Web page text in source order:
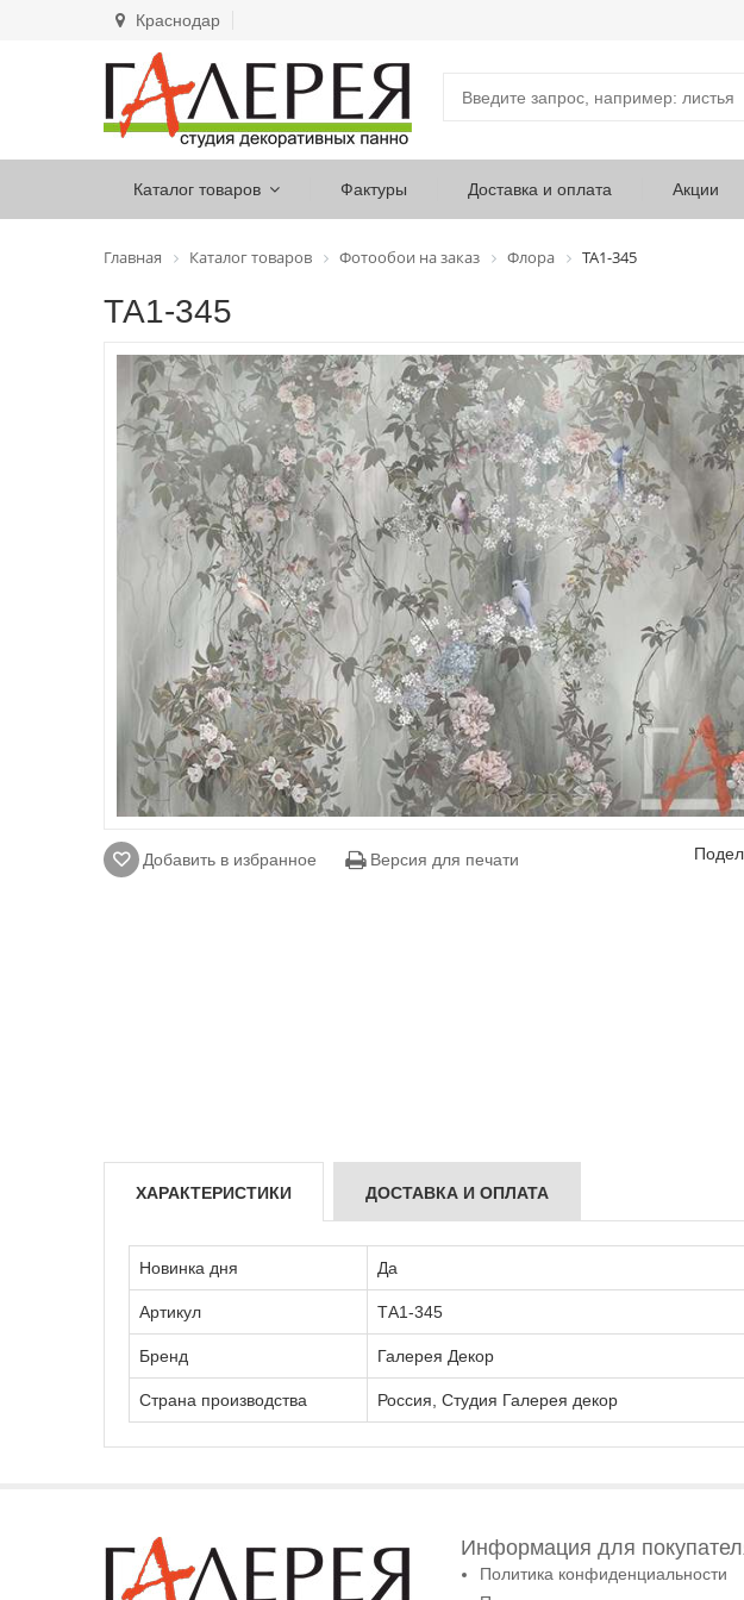
Краснодар
Каталог товаров Фактуры Доставка и оплата Акции
Главная Каталог товаров Фотообои на заказ Флора ТА1-345
ТА1-345
Добавить в избранное Версия для печати
ХАРАКТЕРИСТИКИ ДОСТАВКА И ОПЛАТА
Новинка дня Да
Артикул ТА1-345
Бренд Галерея Декор
Страна производства Россия, Студия Галерея декор
Информация для
Политика конфиденциальности